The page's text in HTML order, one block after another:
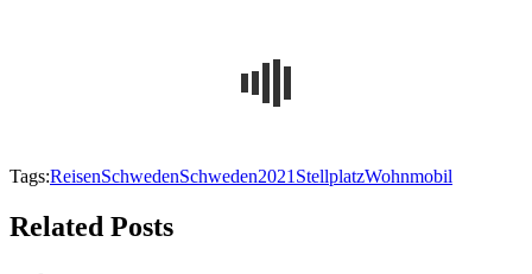
Tags:ReisenSchwedenSchweden2021 StellplatzWohnmobil
Related Posts